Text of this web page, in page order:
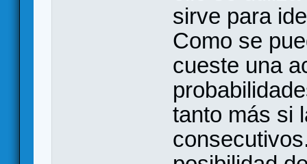
sirve para
Como se
cueste una
tanto más si